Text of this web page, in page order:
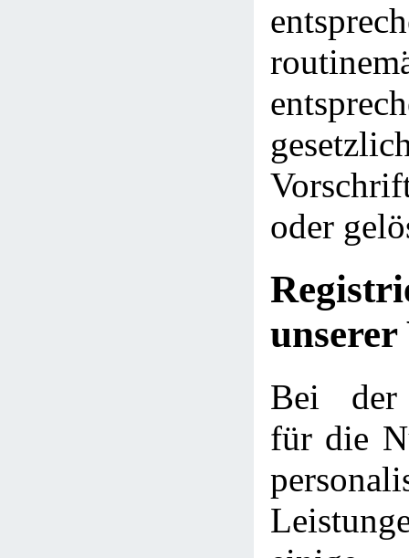
oder
unserer
Bei der
für die